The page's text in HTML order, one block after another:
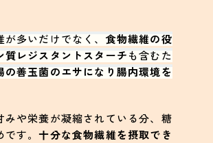
多いだけでなく、 食物繊維の役
質レジスタントスターチも含むた
の善玉菌のエサになり腸内環境を
みや栄養が凝縮されている分、糖
です。十分な食物繊維を摂取でき